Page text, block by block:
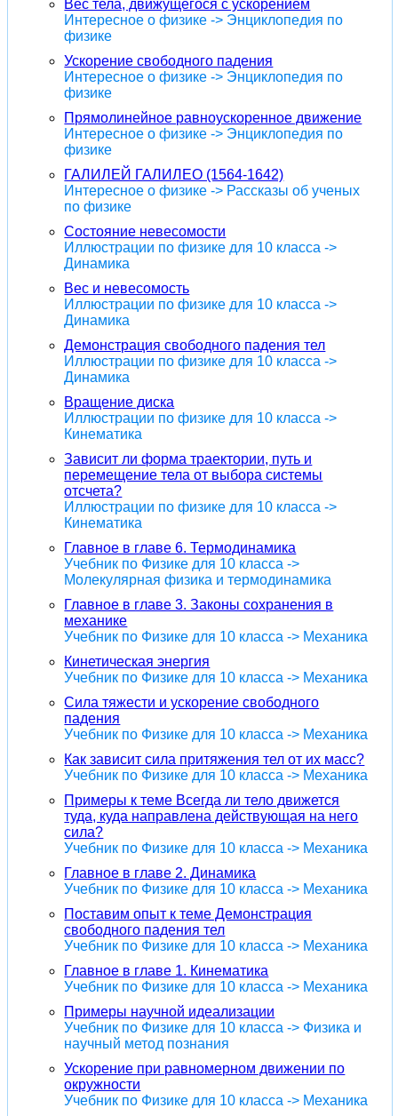
Вес тела, движущегося с ускорением
Интересное о физике -> Энциклопедия по
физике
Ускорение свободного падения
Интересное о физике -> Энциклопедия по
физике
Прямолинейное равноускоренное движение
Интересное о физике -> Энциклопедия по
физике
ГАЛИЛЕЙ ГАЛИЛЕО (1564-1642)
Интересное о физике -> Рассказы об ученых
по физике
Состояние невесомости
Иллюстрации по физике для 10 класса ->
Динамика
Вес и невесомость
Иллюстрации по физике для 10 класса ->
Динамика
Демонстрация свободного падения тел
Иллюстрации по физике для 10 класса ->
Динамика
Вращение диска
Иллюстрации по физике для 10 класса ->
Кинематика
Зависит ли форма траектории, путь и
перемещение тела от выбора системы
отсчета?
Иллюстрации по физике для 10 класса ->
Кинематика
Главное в главе 6. Термодинамика
Учебник по Физике для 10 класса ->
Молекулярная физика и термодинамика
Главное в главе 3. Законы сохранения в
механике
Учебник по Физике для 10 класса -> Механика
Кинетическая энергия
Учебник по Физике для 10 класса -> Механика
Сила тяжести и ускорение свободного
падения
Учебник по Физике для 10 класса -> Механика
Как зависит сила притяжения тел от их масс?
Учебник по Физике для 10 класса -> Механика
Примеры к теме Всегда ли тело движется
туда, куда направлена действующая на него
сила?
Учебник по Физике для 10 класса -> Механика
Главное в главе 2. Динамика
Учебник по Физике для 10 класса -> Механика
Поставим опыт к теме Демонстрация
свободного падения тел
Учебник по Физике для 10 класса -> Механика
Главное в главе 1. Кинематика
Учебник по Физике для 10 класса -> Механика
Примеры научной идеализации
Учебник по Физике для 10 класса -> Физика и
научный метод познания
Ускорение при равномерном движении по
окружности
Учебник по Физике для 10 класса -> Механика